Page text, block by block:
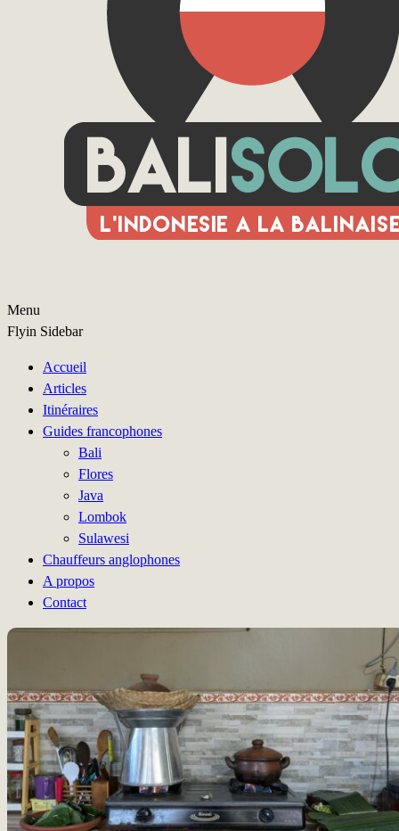
Menu
Flyin Sidebar
Accueil
Articles
Itinéraires
Guides francophones
Bali
Flores
Java
Lombok
Sulawesi
Chauffeurs anglophones
A propos
Contact